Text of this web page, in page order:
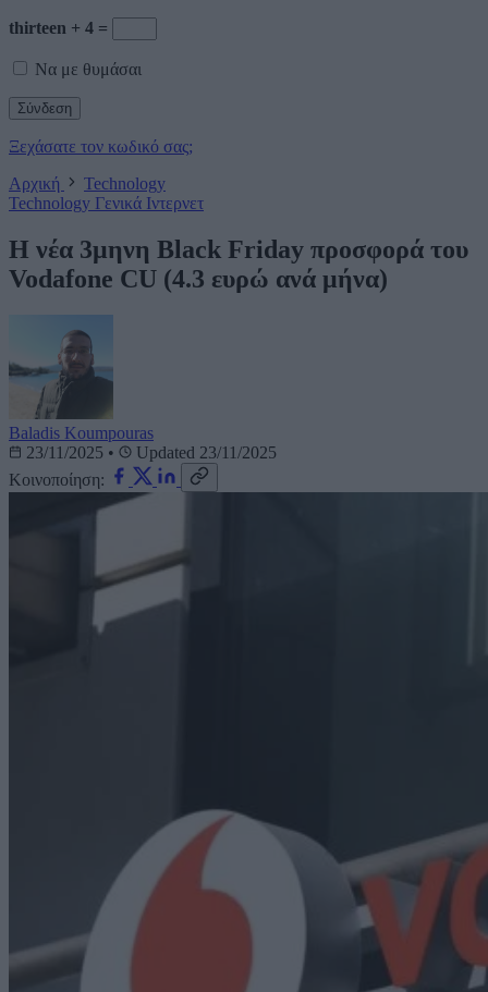
thirteen + 4 =
Να με θυμάσαι
Ξεχάσατε τον κωδικό σας;
Αρχική
Technology
Technology Γενικά Ιντερνετ
Η νέα 3μηνη Black Friday προσφορά του
Vodafone CU (4.3 ευρώ ανά μήνα)
Baladis Koumpouras
23/11/2025 •
Updated 23/11/2025
Κοινοποίηση: